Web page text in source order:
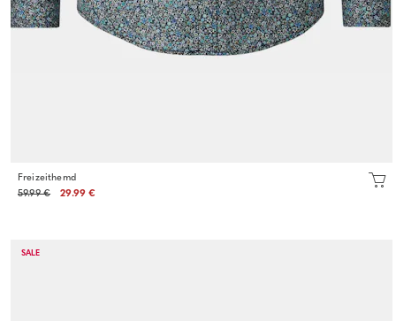
Freizeithemd
59.99 €
29.99 €
SALE